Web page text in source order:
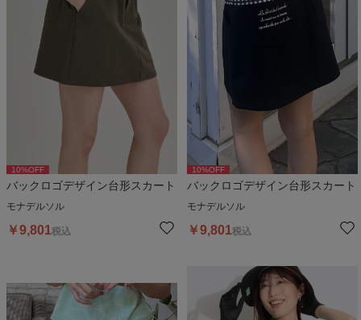
10%OFF
バックロゴデザイン台形スカート
モナデルソル
￥9,801税込
10%OFF
バックロゴデザイン台形スカート
モナデルソル
￥9,801税込